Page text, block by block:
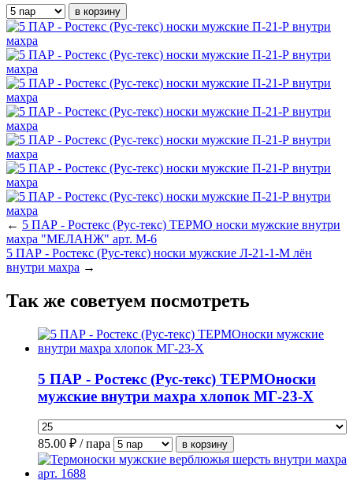
← 5 ПАР - Ростекс (Рус-текс) ТЕРМО носки мужские внутри
махра "МЕЛАНЖ" арт. М-6
5 ПАР - Ростекс (Рус-текс) носки мужские Л-21-1-М лён
внутри махра →
Так же советуем посмотреть
5 ПАР - Ростекс (Рус-текс) ТЕРМОноски
мужские внутри махра хлопок МГ-23-Х
85.00 ₽ / пара